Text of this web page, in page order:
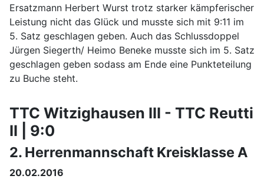
Ersatzmann Herbert Wurst trotz starker kämpferischer
Leistung nicht das Glück und musste sich mit 9:11 im
5. Satz geschlagen geben. Auch das Schlussdoppel
Jürgen Siegerth/ Heimo Beneke musste sich im 5. Satz
geschlagen geben sodass am Ende eine Punkteteilung
zu Buche steht.
TTC Witzighausen III - TTC Reutti
II | 9:0
2. Herrenmannschaft Kreisklasse A
20.02.2016